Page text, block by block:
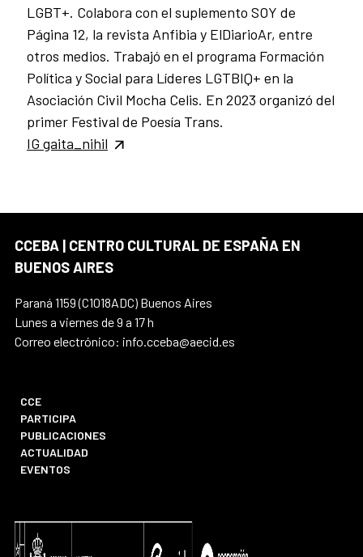
LGBT+. Colabora con el suplemento SOY de
Página 12, la revista Anfibia y ElDiarioAr, entre
otros medios. Trabajó en el programa Formación
Política y Social para Líderes LGTBIQ+ en la
Asociación Civil Mocha Celis. En 2023 organizó del
primer Festival de Poesía Trans.
IG gaita_nihil
CCEBA | CENTRO CULTURAL DE ESPAÑA EN
BUENOS AIRES
Paraná 1159 (C1018ADC) Buenos Aires
Lunes a viernes de 9 a 17 h
Correo electrónico: info.cceba@aecid.es
CCE
PARTICIPA
PUBLICACIONES
ACTUALIDAD
EVENTOS